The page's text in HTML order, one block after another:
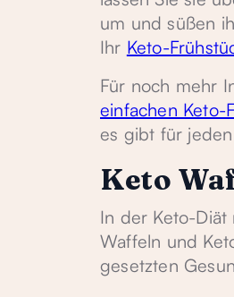
um und süßen
Ihr Keto-
Für noch mehr
einfachen Keto-
es gibt für
Keto
In der Keto-
Waffeln und
gesetzten